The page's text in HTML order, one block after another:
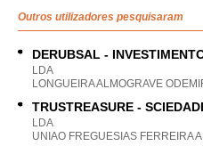
Outros utilizadores pesquisaram
DERUBSAL -
LDA
LONGUEIRA ALMOGRAVE
TRUSTREASURE -
LDA
UNIAO FREGUESIAS FERREIRA